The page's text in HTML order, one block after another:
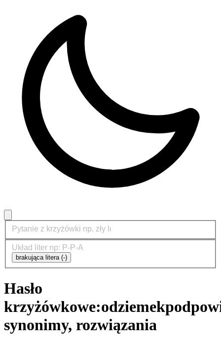
brakująca litera (-)
Hasło
krzyżówkowe:odziemek
synonimy, rozwiązania